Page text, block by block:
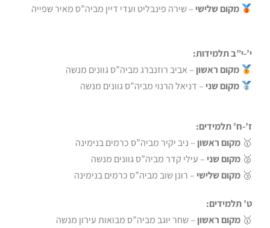
מקום שלישי – שירה פינבליט ועדי דיין מביה”ס מאיר שפייה
י’-י”ב תלמידות:
מקום ראשון – אביב רוזנברג מביה”ס גוונים מנשה
מקום שני – דניאל הרנוי מביה”ס גוונים מנשה
ז’-ח’ תלמידים:
🥇 מקום ראשון – ניב יקיר מביה”ס כרמים בנימינה
🥈 מקום שני – עילי קדר מביה”ס גוונים מנשה
🥉 מקום שלישי – רונן שוב מביה”ס כרמים בנימינה
ט’ תלמידים:
🥇 מקום ראשון – שחר יוגב מביה”ס מבואות עירון מנשה